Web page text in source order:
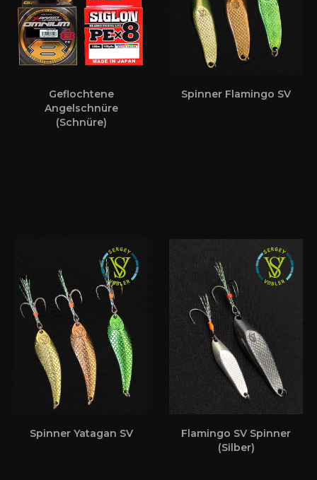
Geflochtene
Angelschnüre
(Schnüre)
Spinner Flamingo SV
Spinner Yatagan SV
Flamingo SV Spinner
(Silber)